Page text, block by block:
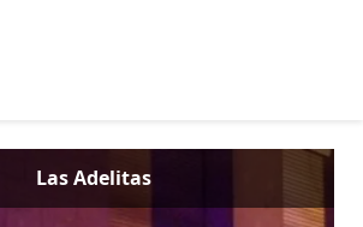
Las Adelitas